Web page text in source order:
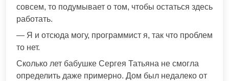
совсем, то подумывает о том, чтобы остаться здесь
работать.
— Я и отсюда могу, программист я, так что проблем
то нет.
Сколько лет бабушке Сергея Татьяна не смогла
определить даже примерно. Дом был недалеко от